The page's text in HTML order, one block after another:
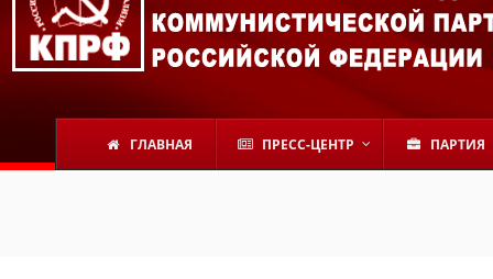
ГЛАВНАЯ ПРЕСС-ЦЕНТР ПАРТИЯ